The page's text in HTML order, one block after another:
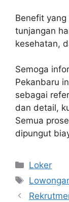
Benefit
tunjangan
kesehatan,
Semoga
Pekanbaru
sebagai
dan detail,
Semua
dipungut
Kategori
Loker
Tag